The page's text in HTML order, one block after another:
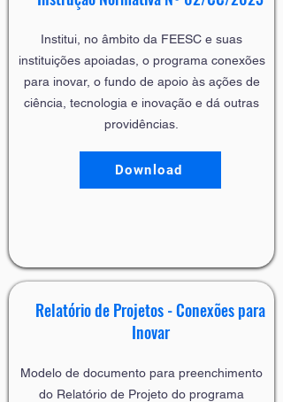
Institui, no âmbito da FEESC e suas
instituições apoiadas, o programa conexões
para inovar, o fundo de apoio às ações de
ciência, tecnologia e inovação e dá outras
providências.
Download
Relatório de Projetos - Conexões para
Inovar
Modelo de documento para preenchimento
do Relatório de Projeto do programa